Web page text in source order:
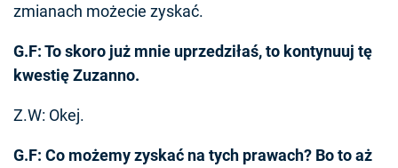
zmianach możecie zyskać.
G.F: To skoro już mnie uprzedziłaś, to kontynuuj tę
kwestię Zuzanno.
Z.W: Okej.
G.F: Co możemy zyskać na tych prawach? Bo to aż